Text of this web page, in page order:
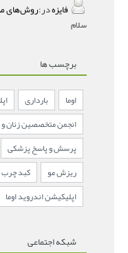
فایزهدر:روش‌های
سلام
برچسب ها
اوما بارداری
انجمن متخصصین زنان و
پرسش و پاسخ پزشکی
ریزش مو
کبد چرب
اپلیکیشن اندروید اوما
شبکه اجتماعی